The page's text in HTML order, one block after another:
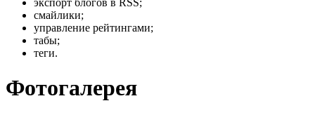
экспорт блогов в RSS;
смайлики;
управление рейтингами;
табы;
теги.
Фотогалерея